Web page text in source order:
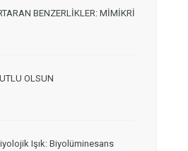
BENZERLİKLER: MİMİKRİ
OLSUN
Işık: Biyolüminesans